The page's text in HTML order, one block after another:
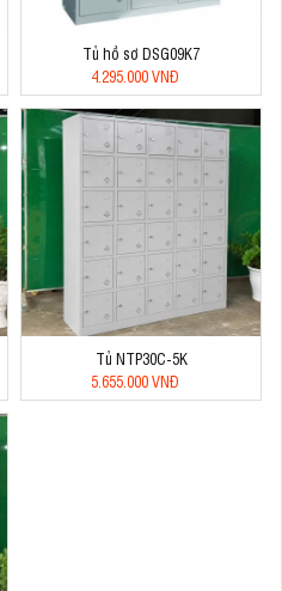
Tủ hồ sơ DSG09K7
4.295.000 VNĐ
Tủ NTP30C-5K
5.655.000 VNĐ